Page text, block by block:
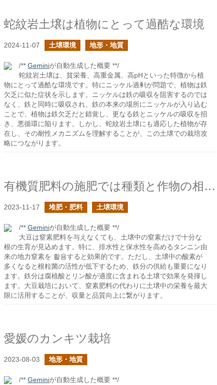
蛇紋岩土壌は植物にとって過酷な環境
2024-11-07 土壌環境 地形・地質
/** Geminiが自動生成した概要 **/
蛇紋岩土壌は、貧栄養、高重金属、高pHといった特徴から植
物にとって過酷な環境です。特にニッケル過剰が問題で、植物は鉄
欠乏に似た症状を示します。ニッケルは鉄の吸収を阻害するのでは
なく、鉄と同時に吸収され、鉄の本来の場所にニッケルが入り込む
ことで、植物は鉄欠乏だと錯覚し、更なる鉄とニッケルの吸収を招
き、悪循環に陥ります。しかし、蛇紋岩土壌にも適応した植物が存
在し、その耐性メカニズムを理解することが、この土壌での栽培攻
略につながります。
有機質肥料の施肥では種類と作物の相性に注意すべきの続き
2023-11-17 堆肥・肥料 土壌環境
/** Geminiが自動生成した概要 **/
大豆は窒素肥料を与えなくても、土壌中の窒素だけで十分な
根の生育が見込めます。特に、排水性と保水性を高めるタンニン由
来の地力窒素を 활용すると効果的です。ただし、土壌中の酸素が
多くなると根粒菌の活性が低下するため、鉄分の供給も重要になり
ます。鉄分は腐植酸とリン酸が適度に含まれる土壌で効果を発揮し
ます。大豆栽培において、窒素肥料の代わりに土壌中の栄養を最大
限に活用することが、収量と品質向上に繋がります。
愛媛のカンキツ栽培
2023-08-03 地形・地質
/** Geminiが自動生成した概要 **/